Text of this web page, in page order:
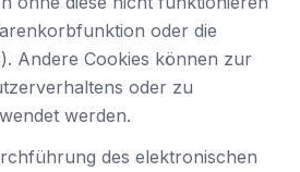
oder die
Andere Cookies können zur
oder zu
werden.
des elektronischen